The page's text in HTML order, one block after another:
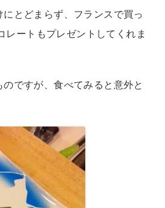
とどまらず、フランスで買っ
レートもプレゼントしてくれま
のですが、食べてみると意外と